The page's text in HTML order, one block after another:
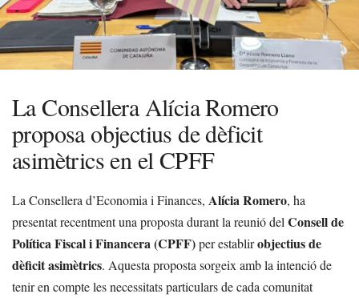
La Consellera Alícia Romero
proposa objectius de dèficit
asimètrics en el CPFF
La Consellera d’Economia i Finances, Alícia Romero, ha
presentat recentment una proposta durant la reunió del Consell de
Política Fiscal i Financera (CPFF)per establirobjectius de
dèficit asimètrics. Aquesta proposta sorgeix amb la intenció de
tenir en compte les necessitats particulars de cada comunitat